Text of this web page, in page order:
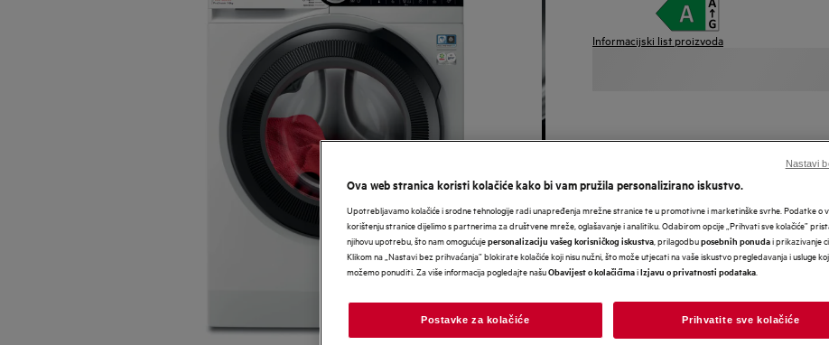
Informacijski list proizvoda
Ova web stranica koristi kolačiće kako bi vam pružila personalizirano iskustvo.
Upotrebljavamo kolačiće i srodne tehnologije radi unapređenja mrežne stranice te u promotivne i marketinške svrhe. Podatke o
korištenju stranice dijelimo s partnerima za društvene mreže, oglašavanje i analitiku. Odabirom opcije „Prihvati sve kolačiće”
njihovu upotrebu, što nam omogućujepersonalizaciju vašeg korisničkog iskustva , prilagodbuposebnih ponudai prikazivanje
Klikom na „Nastavi bez prihvaćanja” blokirate kolačiće koji nisu nužni, što može utjecati na vaše iskustvo pregledavanja i usluge
možemo ponuditi. Za više informacija pogledajte našuObavijest o kolačićimaiIzjavu o privatnosti podataka
Postavke za kolačiće Prihvatite sve kolačiće
Nastavi